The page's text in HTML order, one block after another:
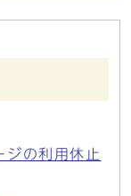
の利用休止